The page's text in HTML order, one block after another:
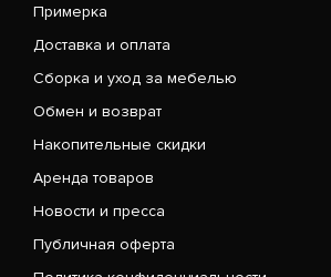
Примерка
Доставка и оплата
Сборка и уход за мебелью
Обмен и возврат
Накопительные скидки
Аренда товаров
Новости и пресса
Публичная оферта